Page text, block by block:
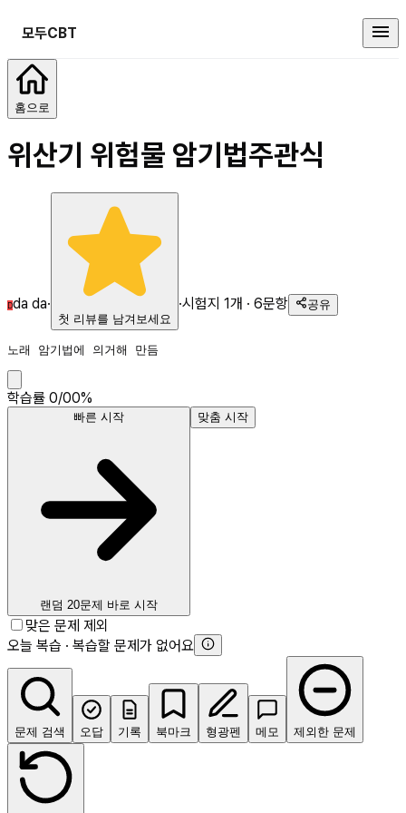
모두CBT
위산기 위험물 암기법
홈으로
위산기 위험물 암기법주관식
Dda da·
첫 리뷰를 남겨보세요
·시험지 1개 · 6문항 공유
노래 암기법에 의거해 만듬
학습률 0/00%
빠른 시작
랜덤 20문제 바로 시작
맞춤 시작
맞은 문제 제외
오늘 복습 · 복습할 문제가 없어요
문제 검색 오답 기록 북마크 형광펜 메모 제외한 문제